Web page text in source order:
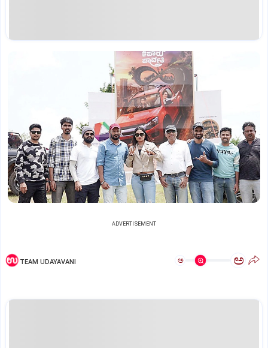
ADVERTISEMENT
TEAM UDAYAVANI ಅ ಅ